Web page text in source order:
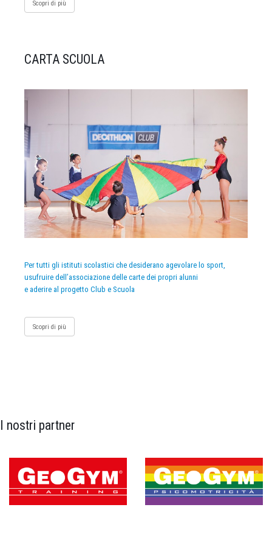
Scopri di più
CARTA SCUOLA
Per tutti gli istituti scolastici che desiderano agevolare lo sport,
usufruire dell’associazione delle carte dei propri alunni
e aderire al progetto Club e Scuola
Scopri di più
I nostri partner